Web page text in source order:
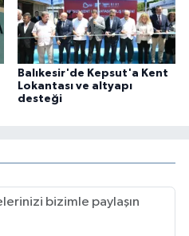
Balıkesir'de Kepsut'a Kent
Lokantası ve altyapı
desteği